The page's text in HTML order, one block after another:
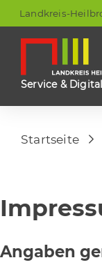
Landkreis-
Service &
Startseite
Angaben